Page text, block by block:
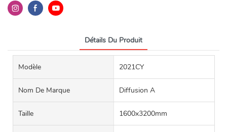
Détails Du Produit
Modèle 2021CY
Nom De Marque Diffusion A
Taille 1600x3200mm